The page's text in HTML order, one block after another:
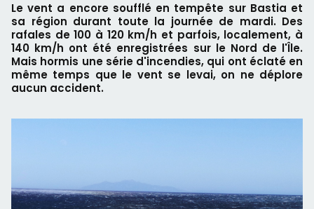
Le vent a encore soufflé en tempête sur Bastia et
sa région durant toute la journée de mardi. Des
rafales de 100 à 120 km/h et parfois, localement, à
140 km/h ont été enregistrées sur le Nord de l'Île.
Mais hormis une série d'incendies, qui ont éclaté en
même temps que le vent se levai, on ne déplore
aucun accident.